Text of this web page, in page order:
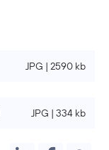
JPG | 2590 kb
JPG | 334 kb